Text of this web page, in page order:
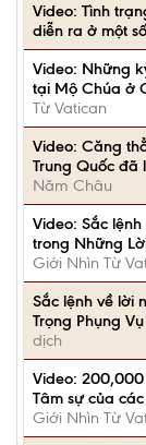
Video: Tình
diễn ra ở một
Video: Những
tại Mộ Chúa ở
Từ Vatican
Video: Căng
Trung Quốc đã
Năm Châu
Video: Sắc
trong Những
Giới Nhìn Từ
Sắc lệnh về lời
Trọng Phụng
dịch
Video: 200,000
Tâm sự của
Giới Nhìn Từ